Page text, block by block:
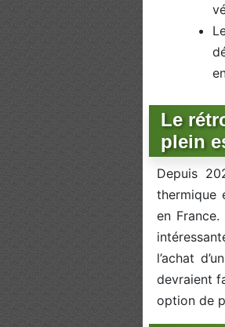
Le
plein
Depuis
thermique
en
l’achat
devraient
option de